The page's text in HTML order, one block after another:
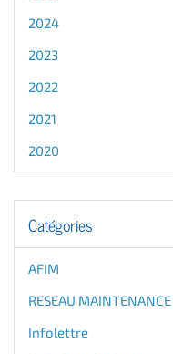
2024
2023
2022
2021
2020
Catégories
AFIM
RESEAU MAINTENANCE
Infolettre